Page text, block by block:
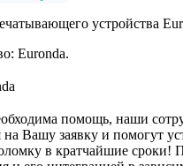
устройства
Euronda.
помощь, наши
на Вашу заявку и помогут
в кратчайшие сроки!